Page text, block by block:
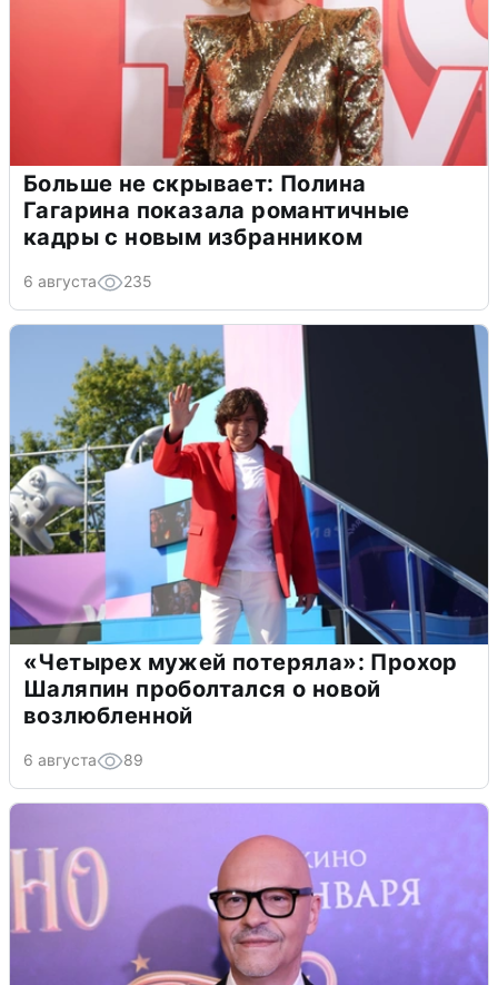
Больше не скрывает: Полина
Гагарина показала романтичные
кадры с новым избранником
6 августа 235
«Четырех мужей потеряла»: Прохор
Шаляпин проболтался о новой
возлюбленной
6 августа 89